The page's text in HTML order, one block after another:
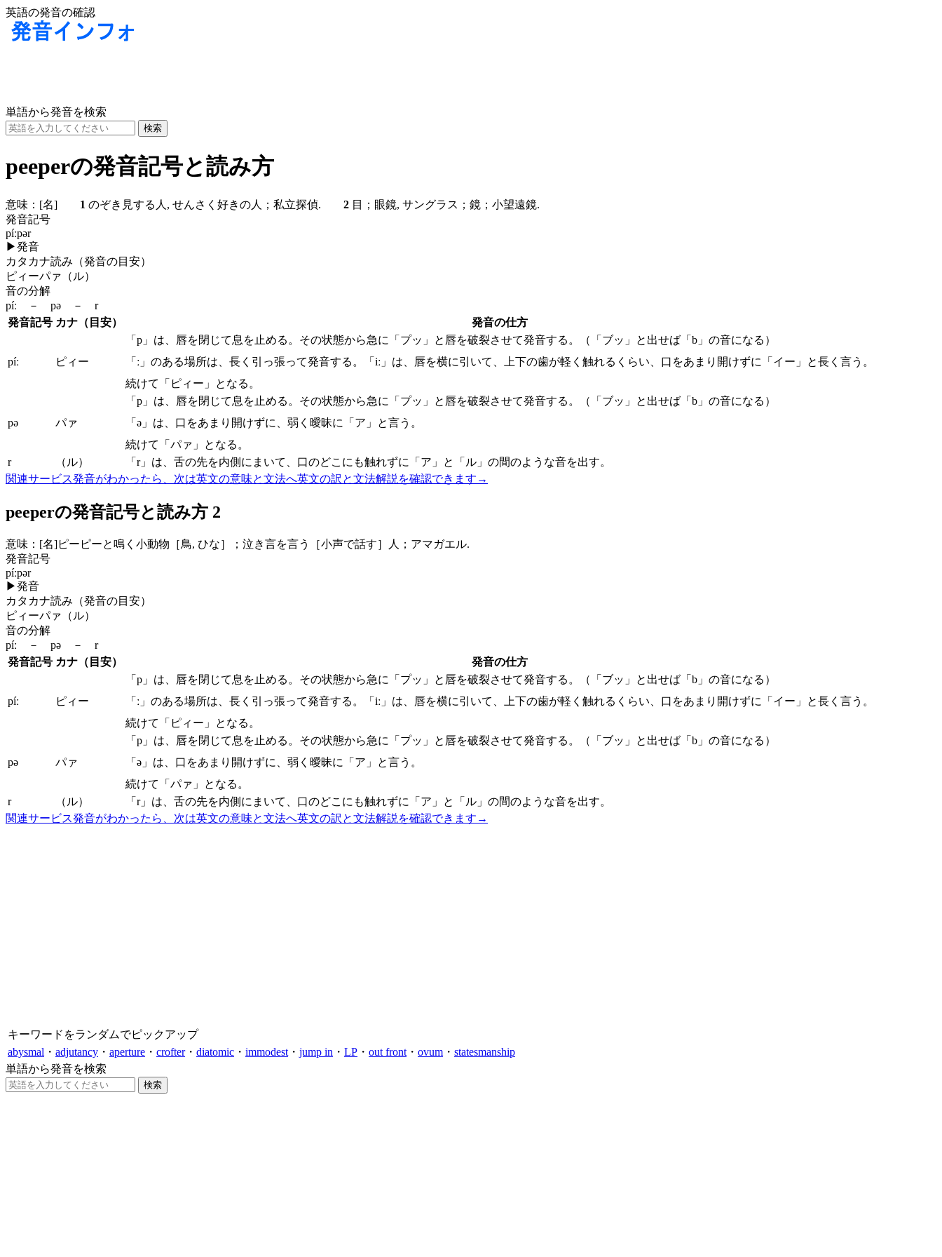
英語の発音の確認
単語から発音を検索
peeperの発音記号と読み方
意味： [名] 1 のぞき見する人, せんさく好きの人；私立探偵. 2 目；眼鏡, サングラス；鏡；小望遠鏡.
発音記号
píːpər
▶発音
カタカナ読み（発音の目安）
ピィーパァ（ル）
音の分解
píː － pə － r
発音記号 カナ（目安） 発音の仕方
píː ピィー
「p」は、唇を閉じて息を止める。その状態から急に「プッ」と唇を破裂させて発音する。（「ブッ」と出せば「b」の音になる）
「ː」のある場所は、長く引っ張って発音する。「iː」は、唇を横に引いて、上下の歯が軽く触れるくらい、口をあまり開けずに「イー」と長く言う。
続けて「ピィー」となる。
pə パァ
「p」は、唇を閉じて息を止める。その状態から急に「プッ」と唇を破裂させて発音する。（「ブッ」と出せば「b」の音になる）
「ə」は、口をあまり開けずに、弱く曖昧に「ア」と言う。
続けて「パァ」となる。
r
（ル）
「r」は、舌の先を内側にまいて、口のどこにも触れずに「ア」と「ル」の間のような音を出す。
関連サービス発音がわかったら、次は英文の意味と文法へ英文の訳と文法解説を確認できます →
peeperの発音記号と読み方 2
意味： [名]ピーピーと鳴く小動物［鳥, ひな］；泣き言を言う［小声で話す］人；アマガエル.
発音記号
píːpər
▶発音
カタカナ読み（発音の目安）
ピィーパァ（ル）
音の分解
píː － pə － r
発音記号 カナ（目安） 発音の仕方
píː ピィー
「p」は、唇を閉じて息を止める。その状態から急に「プッ」と唇を破裂させて発音する。（「ブッ」と出せば「b」の音になる）
「ː」のある場所は、長く引っ張って発音する。「iː」は、唇を横に引いて、上下の歯が軽く触れるくらい、口をあまり開けずに「イー」と長く言う。
続けて「ピィー」となる。
pə パァ
「p」は、唇を閉じて息を止める。その状態から急に「プッ」と唇を破裂させて発音する。（「ブッ」と出せば「b」の音になる）
「ə」は、口をあまり開けずに、弱く曖昧に「ア」と言う。
続けて「パァ」となる。
r
（ル）
「r」は、舌の先を内側にまいて、口のどこにも触れずに「ア」と「ル」の間のような音を出す。
関連サービス発音がわかったら、次は英文の意味と文法へ英文の訳と文法解説を確認できます →
キーワードをランダムでピックアップ
abysmal ・ adjutancy ・ aperture ・ crofter・ diatomic ・ immodest ・ jump in ・ LP ・ out front ・ ovum ・ statesmanship
単語から発音を検索